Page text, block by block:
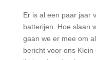
Er is al een paar jaar
batterijen. Hoe slaan
gaan we er mee om
bericht voor ons Klein